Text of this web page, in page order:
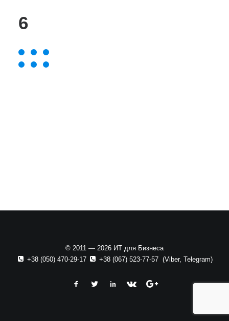
КОНТАКТЫ
6
© 2011 — 2026 ИТ для Бизнеса
+38 (050) 470-29-17
+38 (067) 523-77-57(Viber, Telegram)